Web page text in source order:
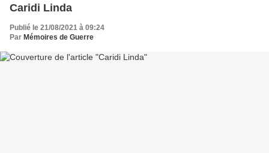
Caridi Linda
Publié le 21/08/2021 à 09:24
Par Mémoires de Guerre